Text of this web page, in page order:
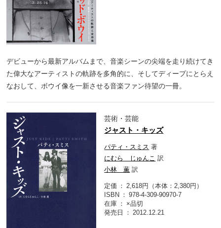
デビューから最新アルバムまで、音楽シーンの尖端を走り続けてき
た偉大なアーティストの軌跡を多角的に、そしてディープにとらえ
なおして、ボウイ像を一新させる音楽ファン待望の一冊。
芸術・芸能
ジャスト・キッズ
パティ・スミス 著
にむら じゅんこ 訳
小林 薫 訳
定価
2,618円（本体：2,380円）
ISBN
978-4-309-90970-7
在庫
×品切
発売日
2012.12.21